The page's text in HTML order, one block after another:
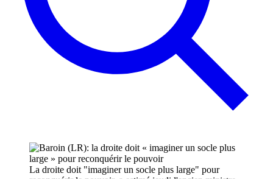
La droite doit "imaginer un socle plus large" pour